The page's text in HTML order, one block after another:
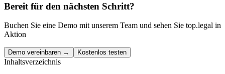
Bereit für den nächsten Schritt?
Buchen Sie eine Demo mit unserem Team und sehen Sie top.legal in
Aktion
Demo vereinbaren → Kostenlos testen
Inhaltsverzeichnis